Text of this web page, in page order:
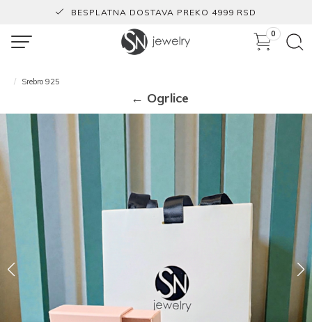
BESPLATNA DOSTAVA PREKO 4999 RSD
0
Srebro 925
← Ogrlice